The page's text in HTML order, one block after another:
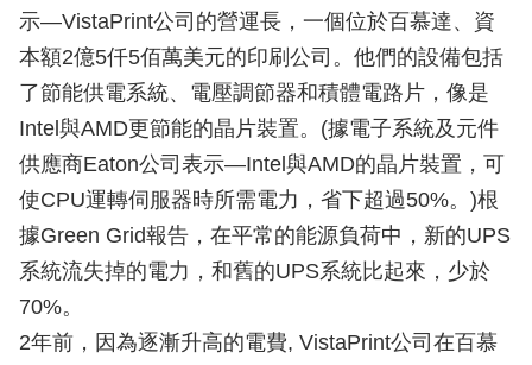
示—VistaPrint公司的營運長，一個位於百慕達、資
本額2億5仟5佰萬美元的印刷公司。他們的設備包括
了節能供電系統、電壓調節器和積體電路片，像是
Intel與AMD更節能的晶片裝置。(據電子系統及元件
供應商Eaton公司表示—Intel與AMD的晶片裝置，可
使CPU運轉伺服器時所需電力，省下超過50%。)根
據Green Grid報告，在平常的能源負荷中，新的UPS
系統流失掉的電力，和舊的UPS系統比起來，少於
70%。
2年前，因為逐漸升高的電費, VistaPrint公司在百慕